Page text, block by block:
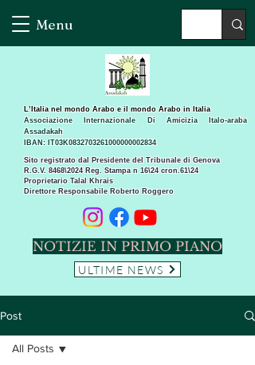
Menu
Sito registrato dal Presidente del Tribunale di Genova
R.G.V. 8468\2024 Reg. Stampa n 16\24 cron.61\24 ​
Proprietario Talal Khrais
Direttore Responsabile Roberto Roggero
L’Italia nel mondo Arabo e il mondo Arabo in Italia
Associazione Internazionale Di Amicizia Italo-araba
Assadakah
IBAN: IT03K0832703261000000002834
NOTIZIE IN PRIMO PIANO
ULTIME NEWS
Post
All Posts